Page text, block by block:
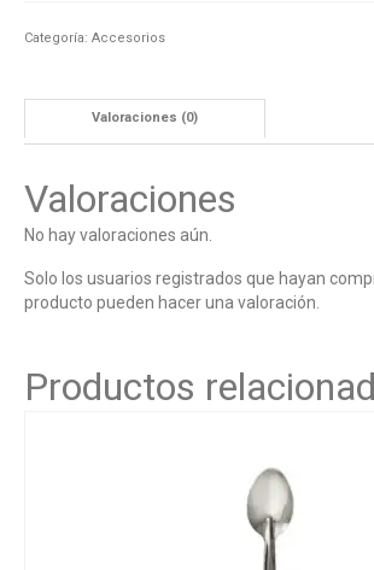
Categoría: Accesorios
Valoraciones (0)
Valoraciones
No hay valoraciones aún.
Solo los usuarios registrados que hayan
producto pueden hacer una valoración.
Productos